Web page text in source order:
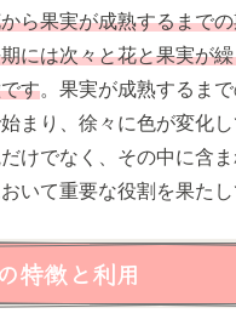
ら果実が成熟するまで
には次々と花と果実が
す。果実が成熟するま
まり、徐々に色が変化
けでなく、その中に含
いて重要な役割を果たし
特徴と利用